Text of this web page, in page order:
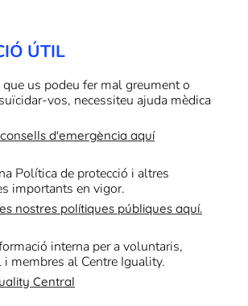
ÚTIL
que us podeu fer mal greument o
vos, necessiteu ajuda mèdica
d'emergència aquí
Política de protecció i altres
importants en vigor.
nostres polítiques públiques aquí.
interna per a voluntaris,
i membres al Centre Iguality.
Central